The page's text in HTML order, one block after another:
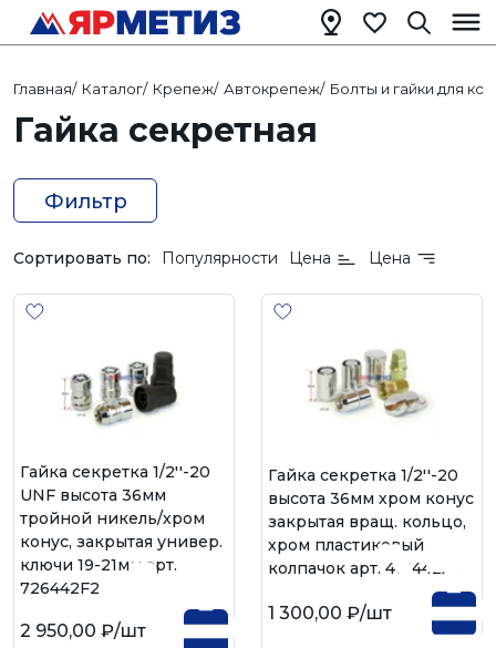
Главная/ Каталог/ Крепеж/ Автокрепеж/ Болты и гайки для
Гайка секретная
Фильтр
Сортировать по: Популярности Цена Цена
Гайка секретка 1/2''-20
UNF высота 36мм
тройной никель/хром
конус, закрытая универ.
ключи 19-21мм арт.
726442F2
2 950,00 ₽/шт
Гайка секретка 1/2''-20
высота 36мм хром конус
закрытая вращ. кольцо,
хром пластиковый
колпачок арт. 416442X2
1 300,00 ₽/шт